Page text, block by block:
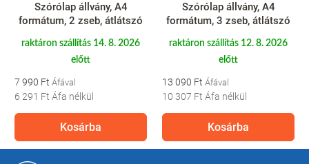
Szórólap állvány, A4
formátum, 2 zseb, átlátszó
raktáron szállítás 14. 8. 2026
előtt
7 990 Ft
6 291 Ft Áfa nélkül
Kosárba
Szórólap állvány, A4
formátum, 3 zseb, átlátszó
raktáron szállítás 12. 8. 2026
előtt
13 090 Ft
10 307 Ft Áfa nélkül
Kosárba